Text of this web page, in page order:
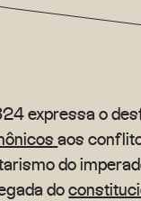
expressa o
aos
do
do